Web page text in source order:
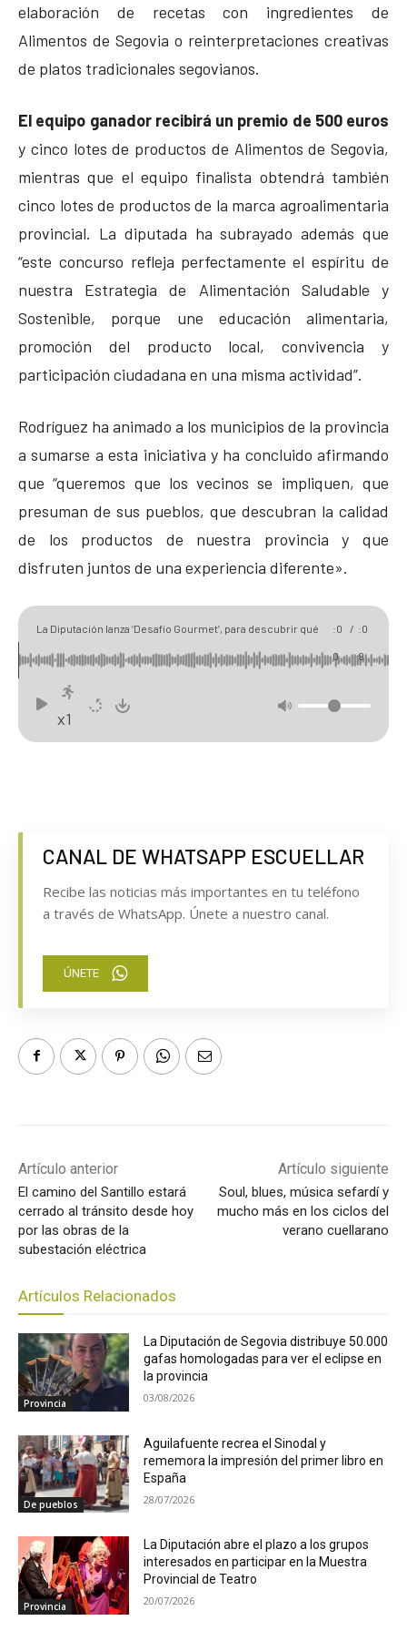
elaboración de recetas con ingredientes de
Alimentos de Segovia o reinterpretaciones creativas
de platos tradicionales segovianos.
El equipo ganador recibirá un premio de 500 euros
y cinco lotes de productos de Alimentos de Segovia,
mientras que el equipo finalista obtendrá también
cinco lotes de productos de la marca agroalimentaria
provincial. La diputada ha subrayado además que
“este concurso refleja perfectamente el espíritu de
nuestra Estrategia de Alimentación Saludable y
Sostenible, porque une educación alimentaria,
promoción del producto local, convivencia y
participación ciudadana en una misma actividad”.
Rodríguez ha animado a los municipios de la provincia
a sumarse a esta iniciativa y ha concluido afirmando
que “queremos que los vecinos se impliquen, que
presuman de sus pueblos, que descubran la calidad
de los productos de nuestra provincia y que
disfruten juntos de una experiencia diferente».
La Diputación lanza ‘Desafío Gourmet’, para descubrir qué
municipio conoce mejor los sabores de la provincia
:0
0
/ :0
9
x1
CANAL DE WHATSAPP ESCUELLAR
Recibe las noticias más importantes en tu teléfono
a través de WhatsApp. Únete a nuestro canal.
ÚNETE
Artículo anterior
El camino del Santillo estará
cerrado al tránsito desde hoy
por las obras de la
subestación eléctrica
Artículo siguiente
Soul, blues, música sefardí y
mucho más en los ciclos del
verano cuellarano
Artículos Relacionados
Provincia
La Diputación de Segovia distribuye 50.000
gafas homologadas para ver el eclipse en
la provincia
03/08/2026
De pueblos
Aguilafuente recrea el Sinodal y
rememora la impresión del primer libro en
España
28/07/2026
Provincia
La Diputación abre el plazo a los grupos
interesados en participar en la Muestra
Provincial de Teatro
20/07/2026